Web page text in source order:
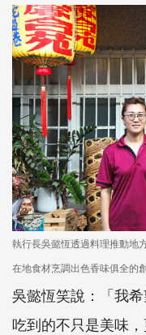
執行長吳懿恆透過料理推動地
在地食材烹調出色香味俱全的
吳懿恆笑說：「我
吃到的不只是美味